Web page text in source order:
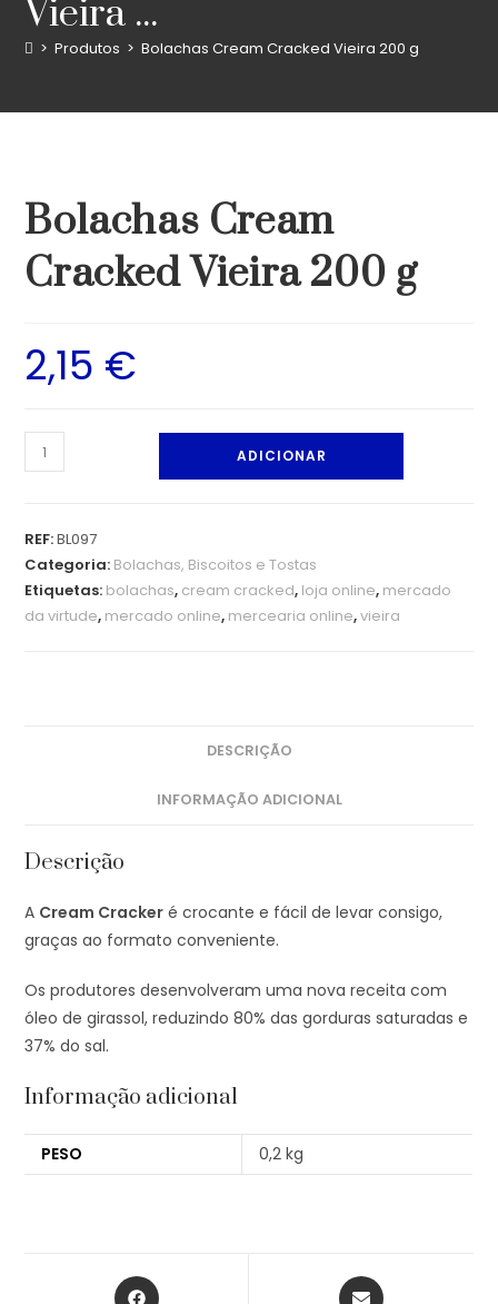
Vieira ...
> Produtos > Bolachas Cream Cracked Vieira 200 g
Bolachas Cream
Cracked Vieira 200 g
2,15 €
ADICIONAR
REF:BL097
Categoria: Bolachas, Biscoitos e Tostas
Etiquetas: bolachas, cream cracked, loja online, mercado
da virtude, mercado online, mercearia online,vieira
DESCRIÇÃO
INFORMAÇÃO ADICIONAL
Descrição
A Cream Cracker é crocante e fácil de levar consigo,
graças ao formato conveniente.
Os produtores desenvolveram uma nova receita com
óleo de girassol, reduzindo 80% das gorduras saturadas e
37% do sal.
Informação adicional
PESO 0,2 kg